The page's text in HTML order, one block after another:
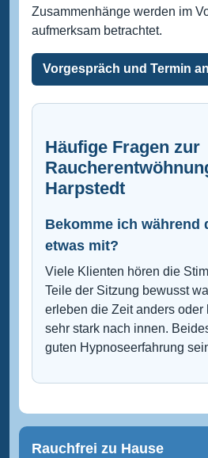
Zusammenhänge werden im
aufmerksam betrachtet.
Vorgespräch und Termin
Häufige Fragen zur
Harpstedt
Bekomme ich während
etwas mit?
Viele Klienten hören die
Teile der Sitzung bewusst
erleben die Zeit anders oder
sehr stark nach innen.
guten Hypnoseerfahrung
Rauchfrei zu Hause